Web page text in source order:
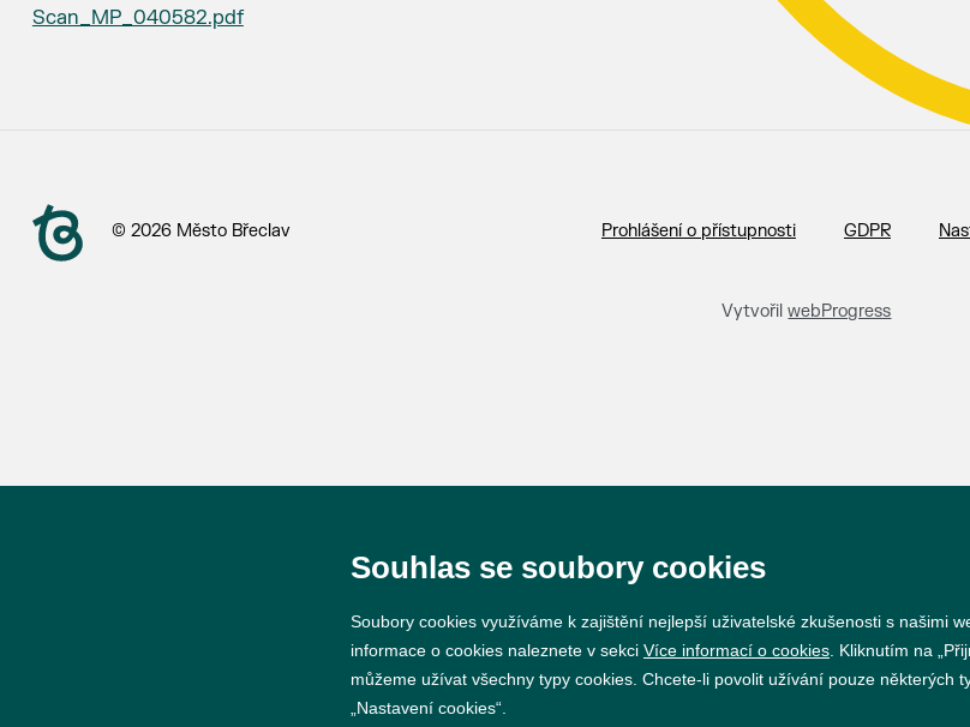
Scan_MP_040582.pdf
© 2026 Město Břeclav Prohlášení o přístupnosti GDPR
VytvořilwebProgress
Souhlas se soubory cookies
Soubory cookies využíváme k zajištění nejlepší uživatelské zkušenosti s našimi
informace o cookies naleznete v sekci Více informací o cookies . Kliknutím na
můžeme užívat všechny typy cookies. Chcete-li povolit užívání pouze některých
„Nastavení cookies“.